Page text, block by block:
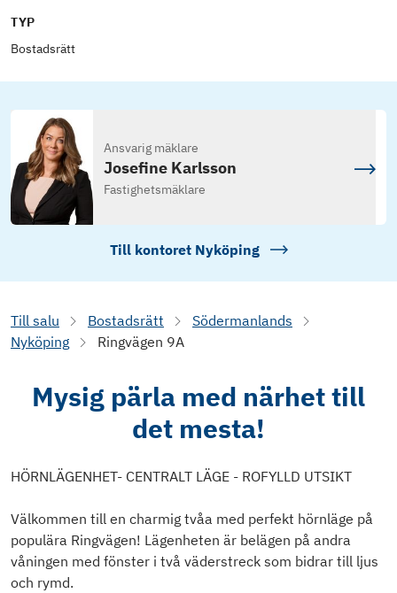
TYP
Bostadsrätt
Ansvarig mäklare
Josefine Karlsson
Fastighetsmäklare
Till kontoret Nyköping
Till salu Bostadsrätt
Södermanlands
Nyköping
Ringvägen 9A
Mysig pärla med närhet till
det mesta!
HÖRNLÄGENHET- CENTRALT LÄGE - ROFYLLD UTSIKT
Välkommen till en charmig tvåa med perfekt hörnläge på
populära Ringvägen! Lägenheten är belägen på andra
våningen med fönster i två väderstreck som bidrar till ljus
och rymd.